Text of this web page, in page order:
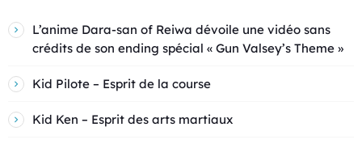
L’anime Dara-san of Reiwa dévoile une vidéo sans
crédits de son ending spécial « Gun Valsey’s Theme »
Kid Pilote – Esprit de la course
Kid Ken – Esprit des arts martiaux